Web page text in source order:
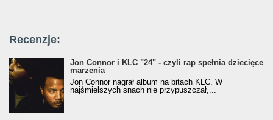
Recenzje:
Jon Connor i KLC "24" - czyli rap spełnia dziecięce
marzenia
Jon Connor nagrał album na bitach KLC. W
najśmielszych snach nie przypuszczał,...